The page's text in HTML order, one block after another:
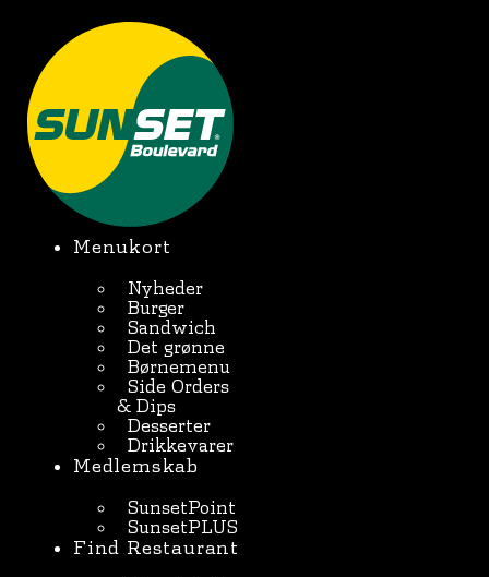
indhold
Menukort
Nyheder
Burger
Sandwich
Det grønne
Børnemenu
Side Orders
& Dips
Desserter
Drikkevarer
Medlemskab
SunsetPoint
SunsetPLUS
Find Restaurant